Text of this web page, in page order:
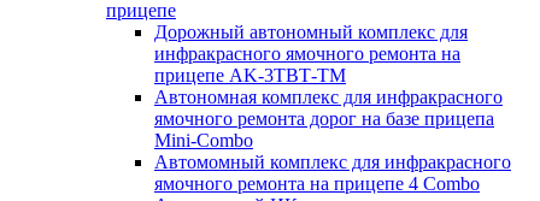
прицепе
Дорожный автономный комплекс для
инфракрасного ямочного ремонта на
прицепе AK-3ТВТ-ТМ
Автономная комплекс для инфракрасного
ямочного ремонта дорог на базе прицепа
Mini-Combo
Автомомный комплекс для инфракрасного
ямочного ремонта на прицепе 4 Combo